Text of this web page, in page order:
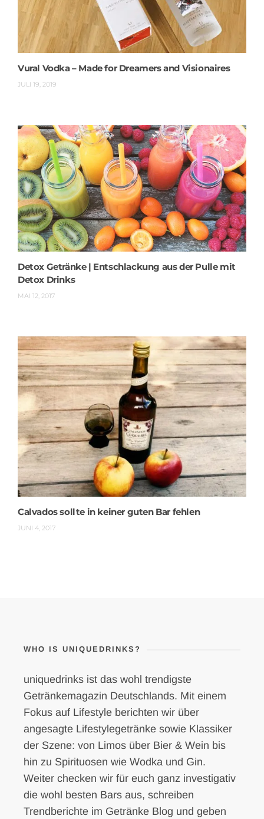
Vural Vodka – Made for Dreamers and Visionaires
JULI 19, 2019
Detox Getränke | Entschlackung aus der Pulle mit
Detox Drinks
MAI 12, 2017
Calvados sollte in keiner guten Bar fehlen
JUNI 4, 2017
WHO IS UNIQUEDRINKS?
uniquedrinks ist das wohl trendigste
Getränkemagazin Deutschlands. Mit einem
Fokus auf Lifestyle berichten wir über
angesagte Lifestylegetränke sowie Klassiker
der Szene: von Limos über Bier & Wein bis
hin zu Spirituosen wie Wodka und Gin.
Weiter checken wir für euch ganz investigativ
die wohl besten Bars aus, schreiben
Trendberichte im Getränke Blog und geben